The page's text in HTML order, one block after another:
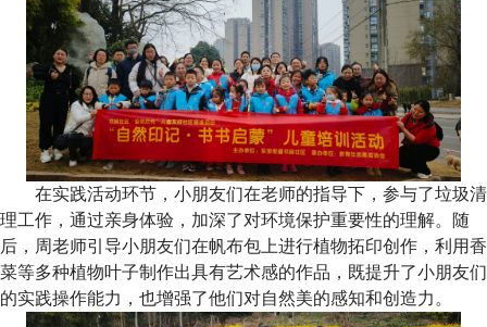
在实践活动环节， 小朋友们在老师的指导下，参与了垃圾清
理工作，通过亲身体验，加深了对环境保护重要性的理解。随
后，周老师引导小朋友们在帆布包上进行植物拓印创作，利用香
菜等多种植物叶子制作出具有艺术感的作品，既提升了小朋友们
的实践操作能力，也增强了他们对自然美的感知和创造力。